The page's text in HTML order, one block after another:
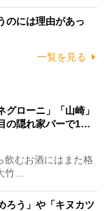
のには理由があっ
一覧を見る
グローニ」「山崎」
の隠れ家バーで1…
むお酒にはまた格
竹…
ろう」や「キヌカツ